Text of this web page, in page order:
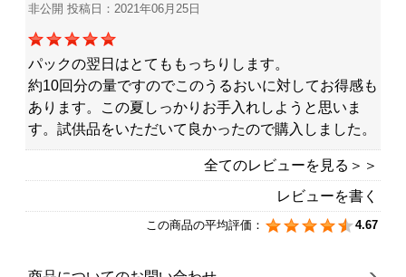
非公開 投稿日：2021年06月25日
パックの翌日はとてももっちりします。
約10回分の量ですのでこのうるおいに対してお得感も
あります。この夏しっかりお手入れしようと思いま
す。試供品をいただいて良かったので購入しました。
全てのレビューを見る＞＞
レビューを書く
この商品の平均評価： 4.67